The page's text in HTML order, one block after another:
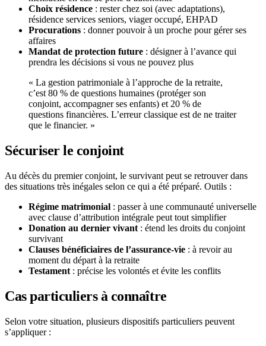
Choix résidence : rester chez soi (avec adaptations),
résidence services seniors, viager occupé, EHPAD
Procurations : donner pouvoir à un proche pour gérer ses
affaires
Mandat de protection future : désigner à l’avance qui
prendra les décisions si vous ne pouvez plus
« La gestion patrimoniale à l’approche de la retraite,
c’est 80 % de questions humaines (protéger son
conjoint, accompagner ses enfants) et 20 % de
questions financières. L’erreur classique est de ne traiter
que le financier. »
Sécuriser le conjoint
Au décès du premier conjoint, le survivant peut se retrouver dans
des situations très inégales selon ce qui a été préparé. Outils :
Régime matrimonial : passer à une communauté universelle
avec clause d’attribution intégrale peut tout simplifier
Donation au dernier vivant : étend les droits du conjoint
survivant
Clauses bénéficiaires de l’assurance-vie : à revoir au
moment du départ à la retraite
Testament : précise les volontés et évite les conflits
Cas particuliers à connaître
Selon votre situation, plusieurs dispositifs particuliers peuvent
s’appliquer :